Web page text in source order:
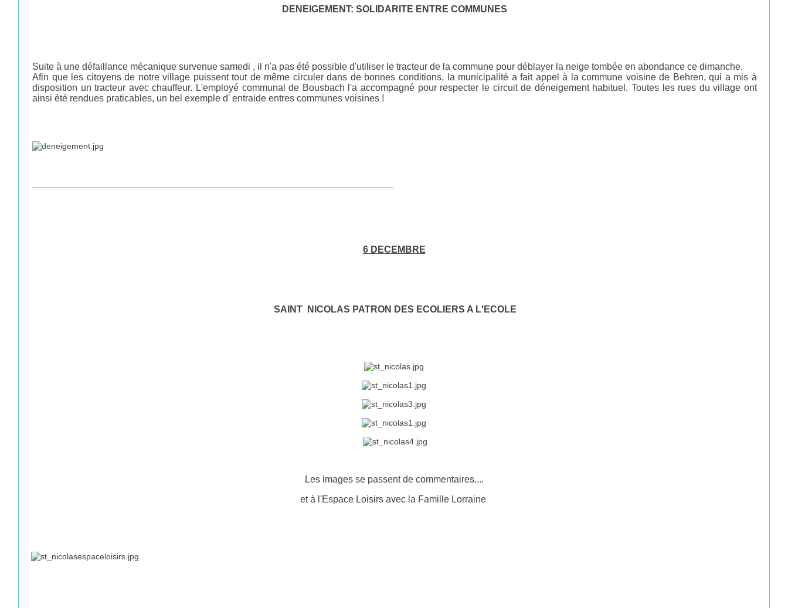
DENEIGEMENT: SOLIDARITE ENTRE COMMUNES
Suite à une défaillance mécanique survenue samedi , il n'a pas été possible d'utiliser le tracteur de la commune pour déblayer la neige tombée en abondance ce dimanche.
Afin que les citoyens de notre village puissent tout de même circuler dans de bonnes conditions, la municipalité a fait appel à la commune voisine de Behren, qui a mis à
disposition un tracteur avec chauffeur. L'employé communal de Bousbach l'a accompagné pour respecter le circuit de déneigement habituel. Toutes les rues du village ont
ainsi été rendues praticables, un bel exemple d' entraide entres communes voisines !
6 DECEMBRE
SAINT NICOLAS PATRON DES ECOLIERS A L'ECOLE
Les images se passent de commentaires....
et à l'Espace Loisirs avec la Famille Lorraine